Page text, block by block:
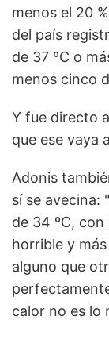
menos el 20
del país
de 37 ºC o
menos cinco
Y fue directo
que ese vaya
Adonis
sí se avecina:
de 34 ºC,
horrible y
alguno que
calor no es lo